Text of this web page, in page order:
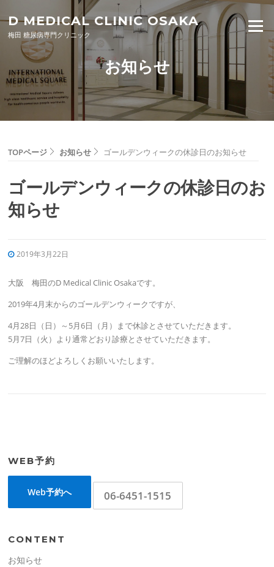
D MEDICAL CLINIC OSAKA
梅田 糖尿病専門クリニック
Menu
お知らせ
TOPページ お知らせ ゴールデンウィークの休診日のお知らせ
ゴールデンウィークの休診日のお
知らせ
2019年3月22日
大阪 梅田のD Medical Clinic Osakaです。
2019年4月末からのゴールデンウィークですが、
4月28日（日）～5月6日（月）まで休診とさせていただきます。
5月7日（火）より通常どおり診療とさせていただきます。
ご理解のほどよろしくお願いいたします。
WEB予約
Web予約へ 06-6451-1515
CONTENT
お知らせ